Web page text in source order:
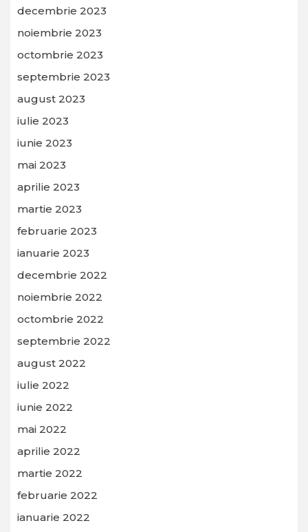
decembrie 2023
noiembrie 2023
octombrie 2023
septembrie 2023
august 2023
iulie 2023
iunie 2023
mai 2023
aprilie 2023
martie 2023
februarie 2023
ianuarie 2023
decembrie 2022
noiembrie 2022
octombrie 2022
septembrie 2022
august 2022
iulie 2022
iunie 2022
mai 2022
aprilie 2022
martie 2022
februarie 2022
ianuarie 2022